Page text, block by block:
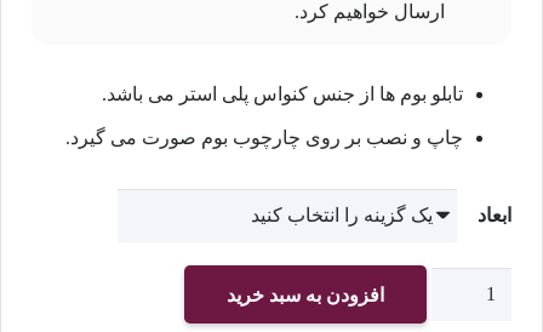
ارسال خواهیم کرد.
تابلو بوم ها از جنس کنواس پلی استر می باشد.
چاپ و نصب بر روی چارچوب بوم صورت می گیرد.
ابعاد
چاپ
افزودن به سبد خرید